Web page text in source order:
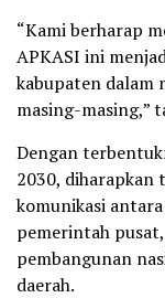
“Kami berharap
APKASI ini
kabupaten dalam
masing-masing,”
Dengan
2030, diharapkan
komunikasi
pemerintah
pembangunan
daerah.